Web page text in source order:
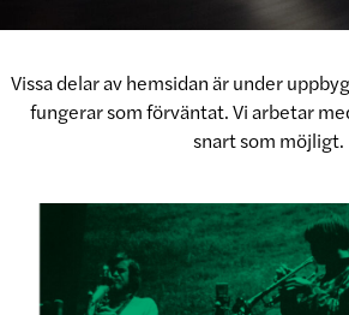
Vissa delar av hemsidan är under
fungerar som förväntat. Vi arbetar
snart som möjligt.